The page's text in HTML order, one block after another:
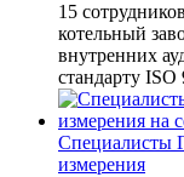
15
котельный
внутренних
стандарту ISO
Специалисты
измерения